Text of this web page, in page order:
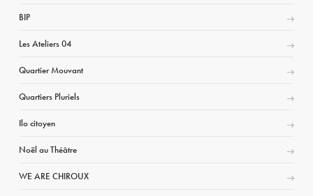
BIP
Les Ateliers 04
Quartier Mouvant
Quartiers Pluriels
Ilo citoyen
Noël au Théâtre
WE ARE CHIROUX